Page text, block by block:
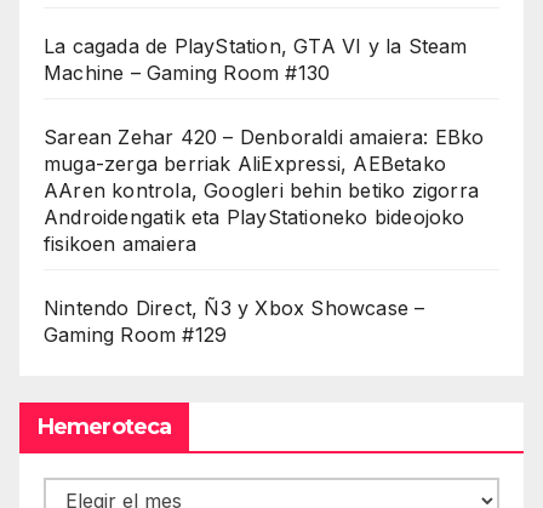
La cagada de PlayStation, GTA VI y la Steam
Machine – Gaming Room #130
Sarean Zehar 420 – Denboraldi amaiera: EBko
muga-zerga berriak AliExpressi, AEBetako
AAren kontrola, Googleri behin betiko zigorra
Androidengatik eta PlayStationeko bideojoko
fisikoen amaiera
Nintendo Direct, Ñ3 y Xbox Showcase –
Gaming Room #129
Hemeroteca
Hemeroteca